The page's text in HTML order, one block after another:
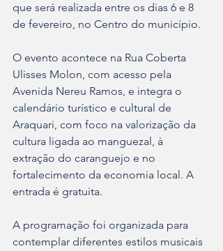
que será realizada entre os dias 6 e 8
de fevereiro, no Centro do município.
O evento acontece na Rua Coberta
Ulisses Molon, com acesso pela
Avenida Nereu Ramos, e integra o
calendário turístico e cultural de
Araquari, com foco na valorização da
cultura ligada ao manguezal, à
extração do caranguejo e no
fortalecimento da economia local. A
entrada é gratuita.
A programação foi organizada para
contemplar diferentes estilos musicais